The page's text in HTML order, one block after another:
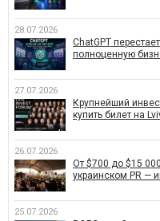
28.07.2026
ChatGPT
полноценную
27.07.2026
Крупнейший
купить билет на
26.07.2026
От $700 до $15
украинском PR —
25.07.2026